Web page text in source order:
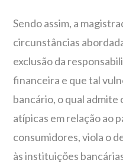
Sendo assim, a
circunstâncias
exclusão da
financeira e que tal
bancário, o qual
atípicas em relação ao
consumidores, viola o
às instituições